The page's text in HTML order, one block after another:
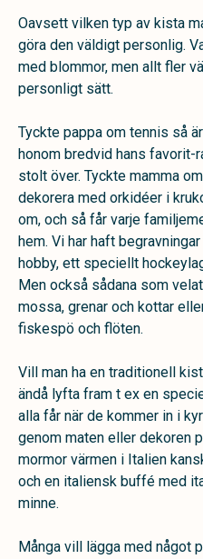
Oavsett vilken typ av kista
göra den väldigt personlig.
med blommor, men allt fler
personligt sätt.
Tyckte pappa om tennis så
honom bredvid hans favorit-
stolt över. Tyckte mamma
dekorera med orkidéer i
om, och så får varje
hem. Vi har haft
hobby, ett speciellt
Men också sådana som
mossa, grenar och kottar
fiskespö och flöten.
Vill man ha en traditionell
ändå lyfta fram t ex en
alla får när de kommer in i
genom maten eller dekoren
mormor värmen i Italien
och en italiensk buffé med
minne.
Många vill lägga med något